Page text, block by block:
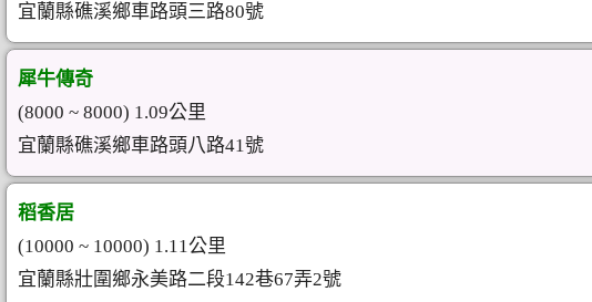
宜蘭縣礁溪鄉車路頭三路80號
犀牛傳奇
(8000 ~ 8000) 1.09公里
宜蘭縣礁溪鄉車路頭八路41號
稻香居
(10000 ~ 10000) 1.11公里
宜蘭縣壯圍鄉永美路二段142巷67弄2號